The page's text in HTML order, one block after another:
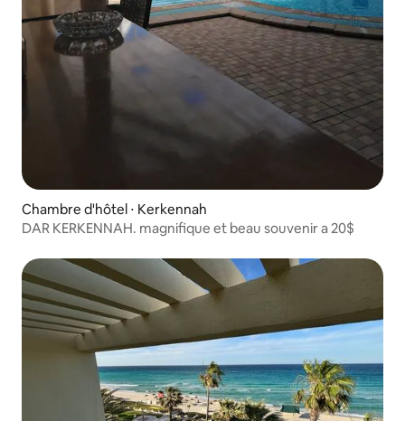
Chambre d'hôtel ⋅ Kerkennah
DAR KERKENNAH. magnifique et beau souvenir a 20$